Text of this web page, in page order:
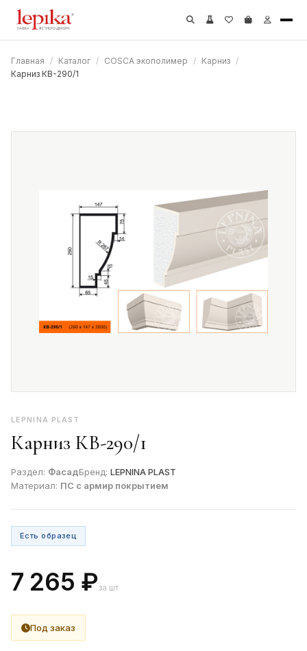
Главная / Каталог / COSCA экополимер / Карниз /
Карниз КВ-290/1
LEPNINA PLAST
Карниз КВ-290/1
Раздел: ФасадБренд: LEPNINA PLAST
Материал: ПС с армир покрытием
Есть образец
7 265 ₽за шт
Под заказ